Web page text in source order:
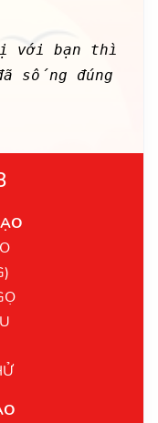
với bạn thì
sống đúng